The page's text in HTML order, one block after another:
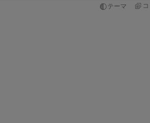
テーマ